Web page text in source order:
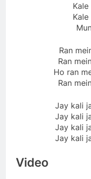
Ran
Ran
Ho ran
Ran
Jay kali
Jay kali
Jay kali
Jay kali
Video